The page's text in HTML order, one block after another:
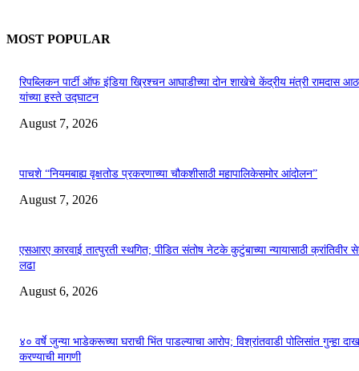
MOST POPULAR
रिपब्लिकन पार्टी ऑफ इंडिया ख्रिश्चन आघाडीच्या दोन शाखेचे केंद्रीय मंत्री रामदास
यांच्या हस्ते उद्घाटन
August 7, 2026
पाचशे “नियमबाह्य वृक्षतोड प्रकरणाच्या चौकशीसाठी महापालिकेसमोर आंदोलन”
August 7, 2026
एसआरए कारवाई तात्पुरती स्थगित; पीडित संतोष नेटके कुटुंबाच्या न्यायासाठी क्रांतिवीर
लढा
August 6, 2026
४० वर्षे जुन्या भाडेकरूच्या घराची भिंत पाडल्याचा आरोप; विश्रांतवाडी पोलिसांत गुन्हा
करण्याची मागणी